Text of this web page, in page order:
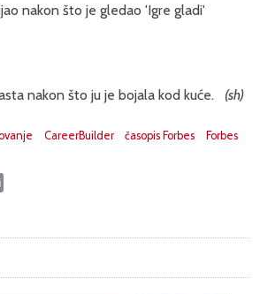
nakon što je gledao 'Igre gladi'
nakon što ju je bojala kod kuće. (sh)
CareerBuilder časopis Forbes Forbes